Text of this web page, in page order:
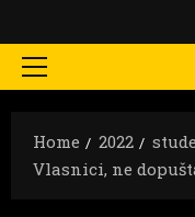
Primary
Home
2022
Vlasnici, ne